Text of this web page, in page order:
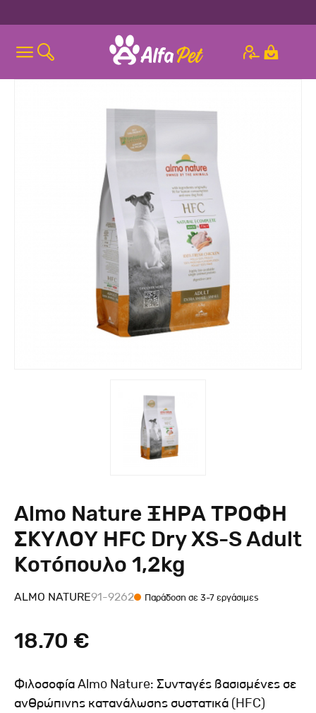
Almo Nature ΞΗΡΑ ΤΡΟΦΗ
ΣΚΥΛΟΥ HFC Dry XS-S Adult
Κοτόπουλο 1,2kg
ALMO NATURE91-9262 Παράδοση σε 3-7 εργάσιμες
18.70 €
Φιλοσοφία Almo Nature: Συνταγές βασισμένες σε
ανθρώπινης κατανάλωσης συστατικά (HFC)